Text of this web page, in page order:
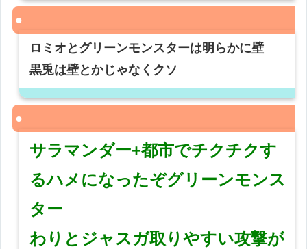
ロミオとグリーンモンスターは明らかに壁
黒兎は壁とかじゃなくクソ
サラマンダー+都市でチクチクす
るハメになったぞグリーンモンス
ター
わりとジャスガ取りやすい攻撃が